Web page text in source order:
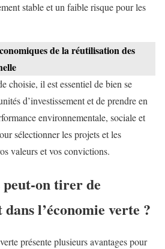
stable et un faible risque pour les
de la réutilisation des
choisie, il est essentiel de bien se
d’investissement et de prendre en
environnementale, sociale et
sélectionner les projets et les
valeurs et vos convictions.
peut-on tirer de
dans l’économie verte ?
présente plusieurs avantages pour